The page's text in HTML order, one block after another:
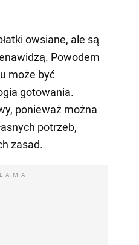
owsiane, ale są
Powodem
może być
gotowania.
ponieważ można
potrzeb,
zasad.